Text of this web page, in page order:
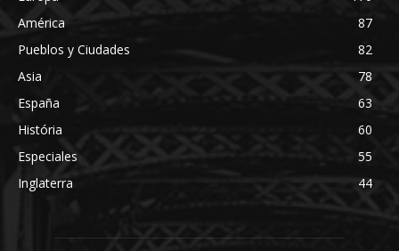
América
87
Pueblos y Ciudades
82
Asia
78
España
63
História
60
Especiales
55
Inglaterra
44